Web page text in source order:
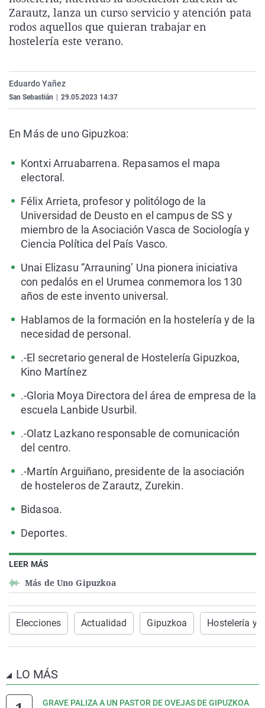
La rosa de los vientos
Gente viajera
Caso
Retornados
Operación Viuda
Extremadura
Galicia
Navarra
Virales
Televisión
Zarautz, lanza un curso servicio y atención pata
rodos aquellos que quieran trabajar en
hostelería este verano.
Eduardo Yañez
San Sebastián 29.05.2023 14:37
LEER MÁS
Más de Uno Gipuzkoa
En Más de uno Gipuzkoa:
Kontxi Arruabarrena. Repasamos el mapa
electoral.
Félix Arrieta, profesor y politólogo de la
Universidad de Deusto en el campus de SS y
miembro de la Asociación Vasca de Sociología y
Ciencia Política del País Vasco.
Unai Elizasu “Arrauning’ Una pionera iniciativa
con pedalós en el Urumea conmemora los 130
años de este invento universal.
Hablamos de la formación en la hostelería y de la
necesidad de personal.
.-El secretario general de Hostelería Gipuzkoa,
Kino Martínez
.-Gloria Moya Directora del área de empresa de la
escuela Lanbide Usurbil.
.-Olatz Lazkano responsable de comunicación
del centro.
.-Martín Arguiñano, presidente de la asociación
de hosteleros de Zarautz, Zurekin.
Bidasoa.
Deportes.
Elecciones Actualidad Gipuzkoa Hostelería y
LO MÁS
GRAVE PALIZA A UN PASTOR DE OVEJAS DE GIPUZKOA